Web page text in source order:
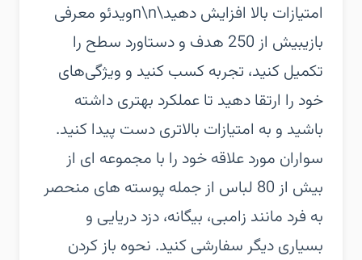
امتیازات بالا افزایش دهید\n\nویدئو معرفی
بازی‏بیش از 250 هدف و دستاورد سطح را
تکمیل کنید، تجربه کسب کنید و ویژگی‌های
خود را ارتقا دهید تا عملکرد بهتری داشته
باشید و به امتیازات بالاتری دست پیدا کنید.
سواران مورد علاقه خود را با مجموعه ای از
بیش از 80 لباس از جمله پوسته های منحصر
به فرد مانند زامبی، بیگانه، دزد دریایی و
بسیاری دیگر سفارشی کنید. نحوه باز کردن